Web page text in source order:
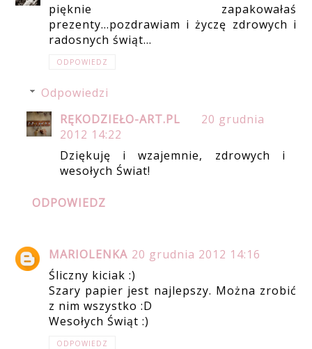
pięknie zapakowałaś
prezenty...pozdrawiam i życzę zdrowych i
radosnych świąt...
ODPOWIEDZ
Odpowiedzi
RĘKODZIEŁO-ART.PL
20 grudnia
2012 14:22
Dziękuję i wzajemnie, zdrowych i
wesołych Świat!
ODPOWIEDZ
MARIOLENKA 20 grudnia 2012 14:16
Śliczny kiciak :)
Szary papier jest najlepszy. Można zrobić
z nim wszystko :D
Wesołych Świąt :)
ODPOWIEDZ